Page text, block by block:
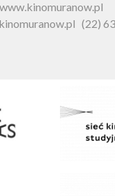
www.kinomuranow.pl
(22)